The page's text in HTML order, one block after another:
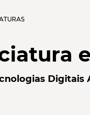
Digitais